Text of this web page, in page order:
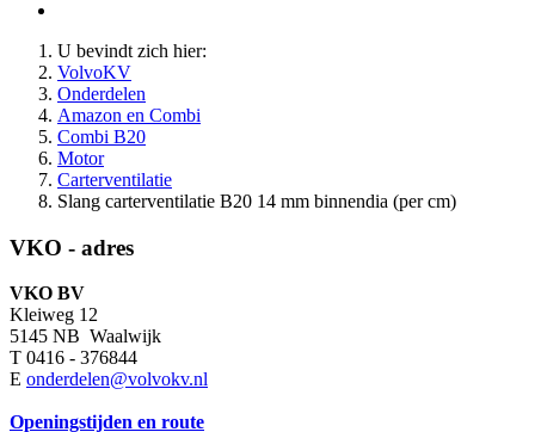
U bevindt zich hier:
VolvoKV
Onderdelen
Amazon en Combi
Combi B20
Motor
Carterventilatie
Slang carterventilatie B20 14 mm binnendia (per cm)
VKO - adres
VKO BV
Kleiweg 12
5145 NB Waalwijk
T 0416 - 376844
E onderdelen@volvokv.nl
Openingstijden en route